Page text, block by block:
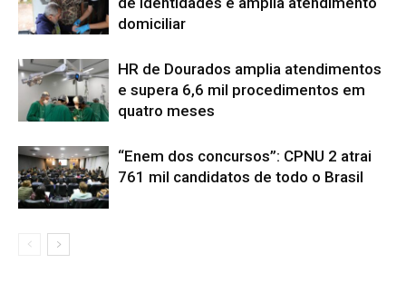
domiciliar
HR de Dourados amplia atendimentos
e supera 6,6 mil procedimentos em
quatro meses
“Enem dos concursos”: CPNU 2 atrai
761 mil candidatos de todo o Brasil